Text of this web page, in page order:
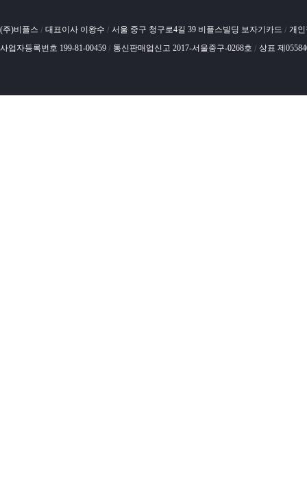
(주)비플스 / 대표이사 이왕수 / 서울 중구 청구로4길 39 비플스빌딩 보자기카드 / 개
사업자등록번호 199-81-00459 / 통신판매업신고 2017-서울중구-0268호 / 상표 제